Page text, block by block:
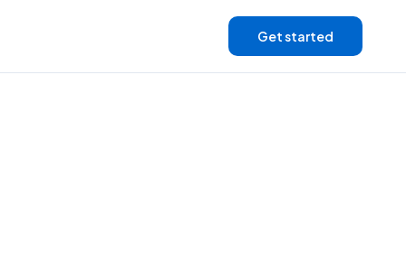
Get started